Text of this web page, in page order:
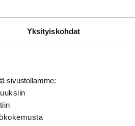
Yksityiskohdat
sivustollamme:
kohderyhmä on
erottaa kaksi tasoa.
tunnettuutta ja muistijälkeä.
jotka sopivat tiettyyn